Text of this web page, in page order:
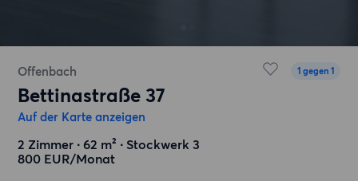
Offenbach 1 gegen 1
Bettinastraße 37
Auf der Karte anzeigen
2 Zimmer ∙ 62 m² ∙ Stockwerk 3
800 EUR/Monat